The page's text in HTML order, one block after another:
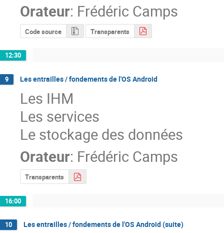
Orateur: Frédéric Camps
Code source Transparents
12:30
9 Les entrailles / fondements de l'OS Android
Les IHM
Les services
Le stockage des données
Orateur: Frédéric Camps
Transparents
16:00
10 Les entrailles / fondements de l'OS Android (suite)